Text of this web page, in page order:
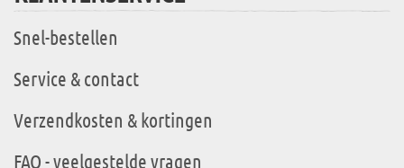
Snel-bestellen
Service & contact
Verzendkosten & kortingen
FAQ - veelgestelde vragen